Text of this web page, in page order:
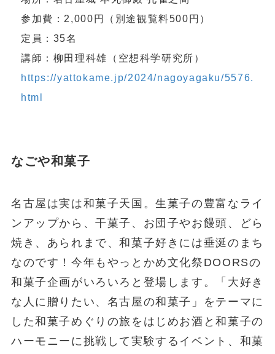
参加費：2,000円（別途観覧料500円）
定員：35名
講師：柳田理科雄（空想科学研究所）
https://yattokame.jp/2024/nagoyagaku/5576.
html
なごや和菓子
名古屋は実は和菓子天国。生菓子の豊富なライ
ンアップから、干菓子、お団子やお饅頭、どら
焼き、あられまで、和菓子好きには垂涎のまち
なのです！今年もやっとかめ文化祭DOORSの
和菓子企画がいろいろと登場します。「大好き
な人に贈りたい、名古屋の和菓子」をテーマに
した和菓子めぐりの旅をはじめお酒と和菓子の
ハーモニーに挑戦して実験するイベント、和菓